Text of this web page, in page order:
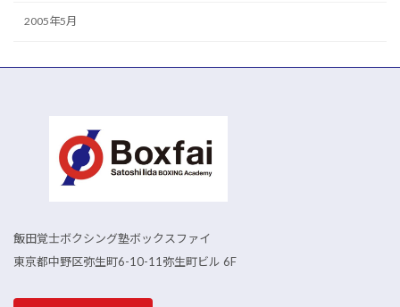
2005年5月
飯田覚士ボクシング塾ボックスファイ
東京都中野区弥生町6-10-11弥生町ビル 6F